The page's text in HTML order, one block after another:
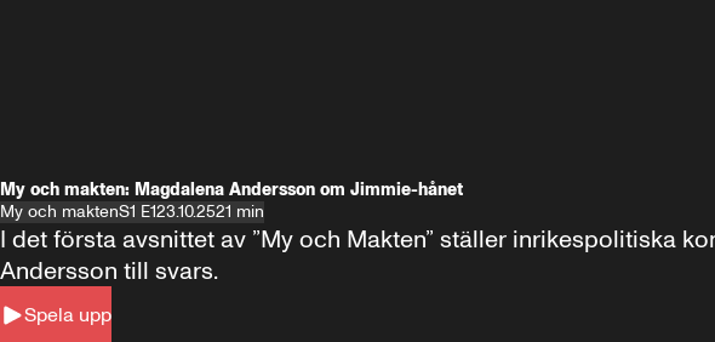
My och makten: Magdalena Andersson om Jimmie-hånet
My och maktenS1 E123.10.2521 min
Spela upp
I det första avsnittet av ”My och Makten” ställer inrikespolitiska
Andersson till svars.